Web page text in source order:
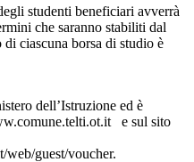
studenti beneficiari avverrà
che saranno stabiliti dal
ciascuna borsa di studio è
dell’Istruzione ed è
e sul sito
web/guest/voucher.